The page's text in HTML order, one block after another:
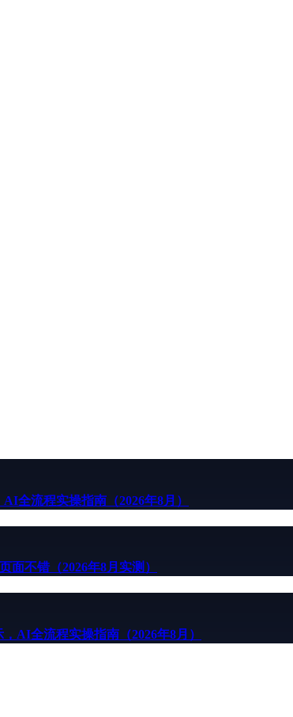
全流程实操指南（2026年8月）
不错（2026年8月实测）
AI全流程实操指南（2026年8月）